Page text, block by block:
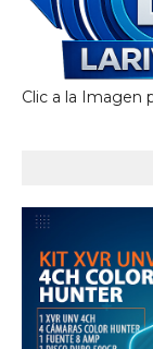
Clic a la Imagen